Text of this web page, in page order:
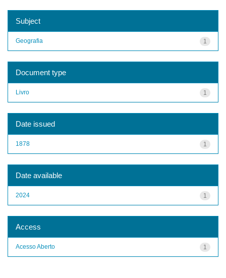
Subject
1
Geografia
Document type
1
Livro
Date issued
1
1878
Date available
1
2024
Access
1
Acesso Aberto